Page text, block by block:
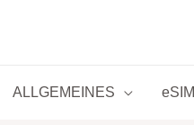
ALLGEMEINES